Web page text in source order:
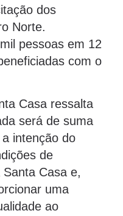
dos
Norte.
pessoas em 12
com o
Casa ressalta
será de suma
intenção do
de
Casa e,
uma
ao